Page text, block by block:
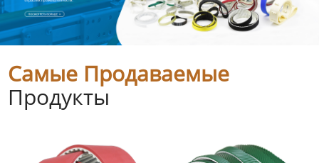
Самые Продаваемые
Продукты